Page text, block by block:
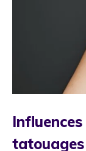
tatouages